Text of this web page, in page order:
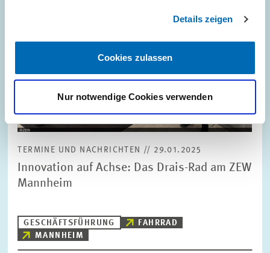
Details zeigen
Cookies zulassen
Nur notwendige Cookies verwenden
TERMINE UND NACHRICHTEN // 29.01.2025
Innovation auf Achse: Das Drais-Rad am ZEW
Mannheim
GESCHÄFTSFÜHRUNG
FAHRRAD
MANNHEIM